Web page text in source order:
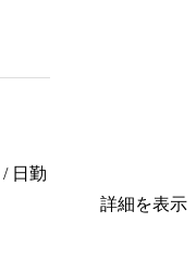
日勤
詳細を表示